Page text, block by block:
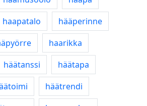
haapatalo
hääperinne
haarikka
häätanssi
häätapa
häätrendi